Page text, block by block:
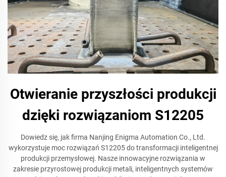
Otwieranie przyszłości produkcji
dzięki rozwiązaniom S12205
Dowiedz się, jak firma Nanjing Enigma Automation Co., Ltd.
wykorzystuje moc rozwiązań S12205 do transformacji inteligentnej
produkcji przemysłowej. Nasze innowacyjne rozwiązania w
zakresie przyrostowej produkcji metali, inteligentnych systemów